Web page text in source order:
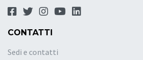
CONTATTI
Sedi e contatti